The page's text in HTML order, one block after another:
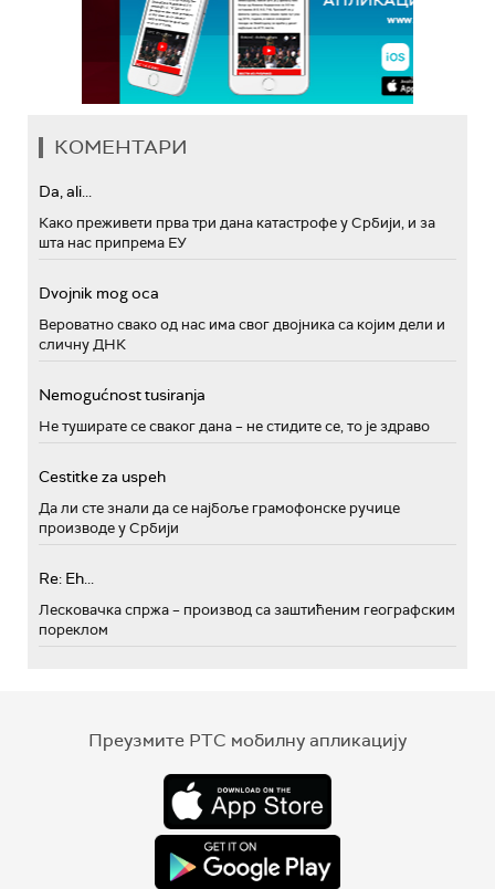
КОМЕНТАРИ
Da, ali...
Како преживети прва три дана катастрофе у Србији, и за
шта нас припрема ЕУ
Dvojnik mog oca
Вероватно свако од нас има свог двојника са којим дели и
сличну ДНК
Nemogućnost tusiranja
Не туширате се сваког дана – не стидите се, то је здраво
Cestitke za uspeh
Да ли сте знали да се најбоље грамофонске ручице
производе у Србији
Re: Eh...
Лесковачка спржа – производ са заштићеним географским
пореклом
Преузмите РТС мобилну апликацију